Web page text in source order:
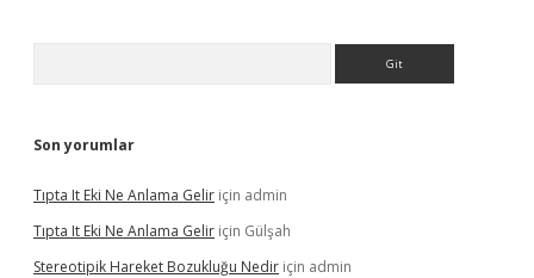
Son yorumlar
Tıpta It Eki Ne Anlama Gelir için admin
Tıpta It Eki Ne Anlama Gelir için Gülşah
Stereotipik Hareket Bozukluğu Nedir için admin